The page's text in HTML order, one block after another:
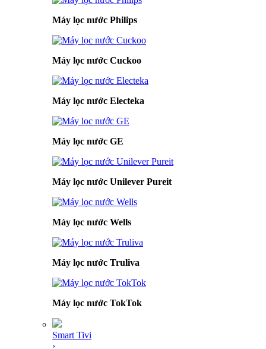
Máy lọc nước Philips
Máy lọc nước Cuckoo
Máy lọc nước Electeka
Máy lọc nước GE
Máy lọc nước Unilever Pureit
Máy lọc nước Wells
Máy lọc nước Truliva
Máy lọc nước TokTok
Smart Tivi
›